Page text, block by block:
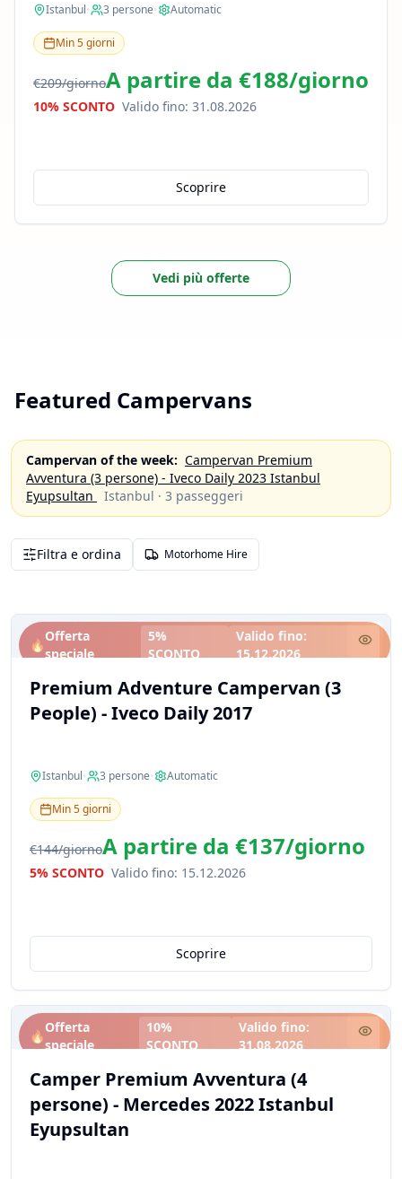
Istanbul• 3 persone• Automatic
Min5giorni
€209/giornoA partire da €188/giorno
10% SCONTO Valido fino: 31.08.2026
Scoprire
Vedi più offerte
Featured Campervans
Campervan of the week: Campervan Premium
Avventura (3 persone) - Iveco Daily 2023 Istanbul
Eyupsultan
Istanbul · 3 passeggeri
Filtra e ordina Motorhome Hire
🔥
Offerta
speciale
5%
SCONTO
Valido fino:
15.12.2026
Premium Adventure Campervan (3
People) - Iveco Daily 2017
Istanbul• 3 persone• Automatic
Min5giorni
€144/giornoA partire da €137/giorno
5% SCONTO Valido fino: 15.12.2026
Scoprire
🔥
Offerta
speciale
10%
SCONTO
Valido fino:
31.08.2026
Camper Premium Avventura (4
persone) - Mercedes 2022 Istanbul
Eyupsultan